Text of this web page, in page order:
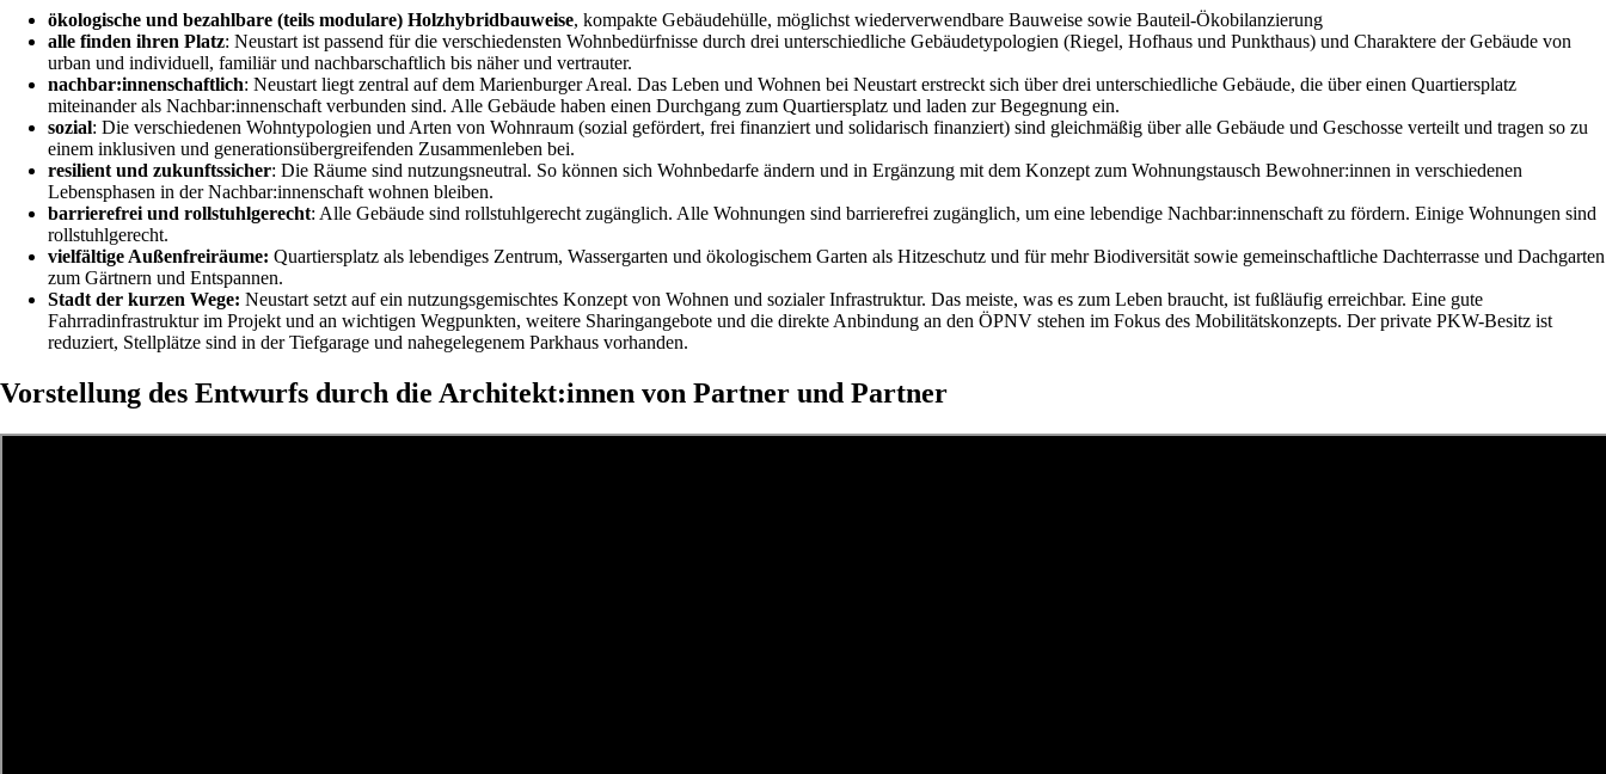
ökologische und bezahlbare (teils modulare) Holzhybridbauweise, kompakte Gebäudehülle, möglichst wiederverwendbare Bauweise sowie Bauteil-Ökobilanzierung
alle finden ihren Platz: Neustart ist passend für die verschiedensten Wohnbedürfnisse durch drei unterschiedliche Gebäudetypologien (Riegel, Hofhaus und Punkthaus) und Charaktere der Gebäude von
urban und individuell, familiär und nachbarschaftlich bis näher und vertrauter.
nachbar:innenschaftlich: Neustart liegt zentral auf dem Marienburger Areal. Das Leben und Wohnen bei Neustart erstreckt sich über drei unterschiedliche Gebäude, die über einen Quartiersplatz
miteinander als Nachbar:innenschaft verbunden sind. Alle Gebäude haben einen Durchgang zum Quartiersplatz und laden zur Begegnung ein.
sozial: Die verschiedenen Wohntypologien und Arten von Wohnraum (sozial gefördert, frei finanziert und solidarisch finanziert) sind gleichmäßig über alle Gebäude und Geschosse verteilt und tragen so zu
einem inklusiven und generationsübergreifenden Zusammenleben bei.
resilient und zukunftssicher: Die Räume sind nutzungsneutral. So können sich Wohnbedarfe ändern und in Ergänzung mit dem Konzept zum Wohnungstausch Bewohner:innen in verschiedenen
Lebensphasen in der Nachbar:innenschaft wohnen bleiben.
barrierefrei und rollstuhlgerecht: Alle Gebäude sind rollstuhlgerecht zugänglich. Alle Wohnungen sind barrierefrei zugänglich, um eine lebendige Nachbar:innenschaft zu fördern. Einige Wohnungen sind
rollstuhlgerecht.
vielfältige Außenfreiräume: Quartiersplatz als lebendiges Zentrum, Wassergarten und ökologischem Garten als Hitzeschutz und für mehr Biodiversität sowie gemeinschaftliche Dachterrasse und Dachgarten
zum Gärtnern und Entspannen.
Stadt der kurzen Wege: Neustart setzt auf ein nutzungsgemischtes Konzept von Wohnen und sozialer Infrastruktur. Das meiste, was es zum Leben braucht, ist fußläufig erreichbar. Eine gute
Fahrradinfrastruktur im Projekt und an wichtigen Wegpunkten, weitere Sharingangebote und die direkte Anbindung an den ÖPNV stehen im Fokus des Mobilitätskonzepts. Der private PKW-Besitz ist
reduziert, Stellplätze sind in der Tiefgarage und nahegelegenem Parkhaus vorhanden.
Vorstellung des Entwurfs durch die Architekt:innen von Partner und Partner